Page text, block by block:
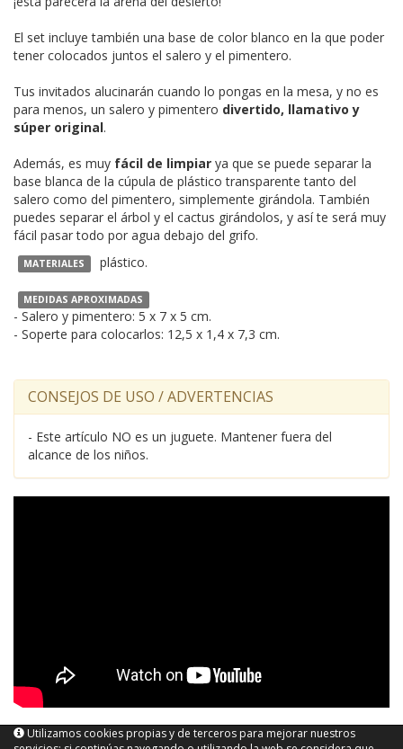
El set incluye también una base de color blanco en la que poder
tener colocados juntos el salero y el pimentero.
Tus invitados alucinarán cuando lo pongas en la mesa, y no es
para menos, un salero y pimentero divertido, llamativo y
súper original.
Además, es muy fácil de limpiar ya que se puede separar la
base blanca de la cúpula de plástico transparente tanto del
salero como del pimentero, simplemente girándola. También
puedes separar el árbol y el cactus girándolos, y así te será muy
fácil pasar todo por agua debajo del grifo.
MATERIALES plástico.
MEDIDAS APROXIMADAS
- Salero y pimentero: 5 x 7 x 5 cm.
- Soperte para colocarlos: 12,5 x 1,4 x 7,3 cm.
CONSEJOS DE USO / ADVERTENCIAS
- Este artículo NO es un juguete. Mantener fuera del
alcance de los niños.
Utilizamos cookies propias y de terceros para mejorar nuestros